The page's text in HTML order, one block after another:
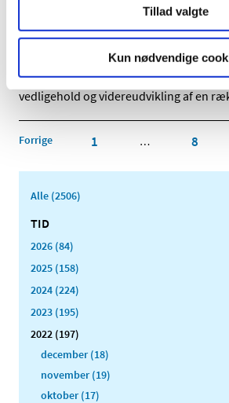
Tillad valgte
Kun nødvendige
videreudvikling af systemer
Microsoft Dynamics og i Java/
I løbet af foråret 2022 vil
vedligehold og videreudvikling af en
Forrige 1 … 8
Alle (2506)
TID
2026 (84)
2025 (158)
2024 (224)
2023 (195)
2022 (197)
december (18)
november (19)
oktober (17)